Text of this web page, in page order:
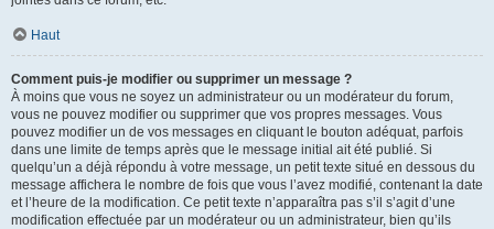
Haut
Comment puis-je modifier ou supprimer un message ?
À moins que vous ne soyez un administrateur ou un modérateur du forum,
vous ne pouvez modifier ou supprimer que vos propres messages. Vous
pouvez modifier un de vos messages en cliquant le bouton adéquat, parfois
dans une limite de temps après que le message initial ait été publié. Si
quelqu’un a déjà répondu à votre message, un petit texte situé en dessous du
message affichera le nombre de fois que vous l’avez modifié, contenant la date
et l’heure de la modification. Ce petit texte n’apparaîtra pas s’il s’agit d’une
modification effectuée par un modérateur ou un administrateur, bien qu’ils